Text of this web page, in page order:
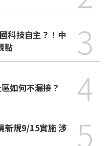
點
3
如何不漏接？ 4
新規9/15實施 涉
5